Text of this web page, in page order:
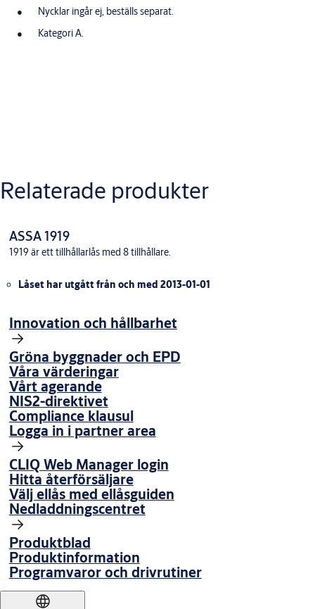
Nycklar ingår ej, beställs separat.
Kategori A.
Ritning Östmark 308
Relaterade produkter
ASSA 1919
1919 är ett tillhållarlås med 8 tillhållare.
Låset har utgått från och med 2013-01-01
Innovation och hållbarhet
Gröna byggnader och EPD
Våra värderingar
Vårt agerande
NIS2-direktivet
Compliance klausul
Logga in i partner area
CLIQ Web Manager login
Hitta återförsäljare
Välj ellås med ellåsguiden
Nedladdningscentret
Produktblad
Produktinformation
Programvaror och drivrutiner